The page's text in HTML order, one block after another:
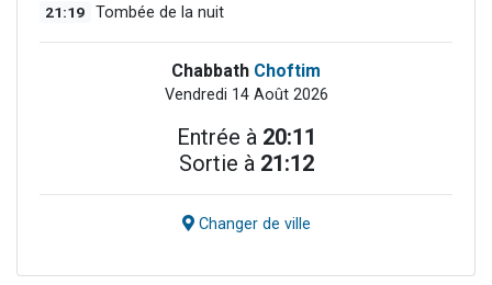
21:19 Tombée de la nuit
Chabbath Choftim
Vendredi 14 Août 2026
Entrée à 20:11
Sortie à 21:12
Changer de ville